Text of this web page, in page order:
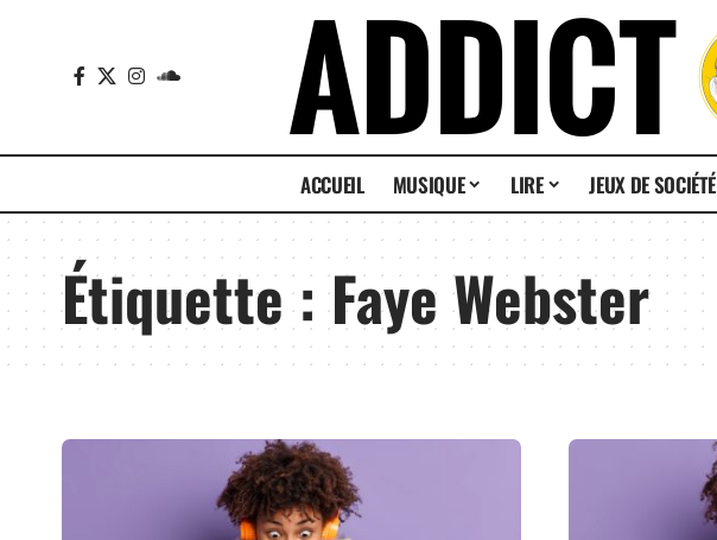
ACCUEIL MUSIQUE LIRE JEUX DE SOCIÉTÉ
Étiquette :Faye Webster